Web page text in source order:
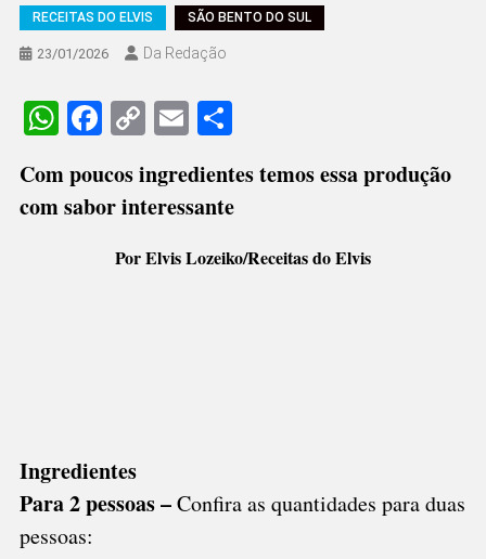
RECEITAS DO ELVIS SÃO BENTO DO SUL
23/01/2026 Da Redação
WhatsApp
Facebook
CopyEmailShare
Com poucos ingredientes temos essa produção
com sabor interessante
Por Elvis Lozeiko/Receitas do Elvis
Ingredientes
Para 2 pessoas –Confira as quantidades para duas
pessoas: